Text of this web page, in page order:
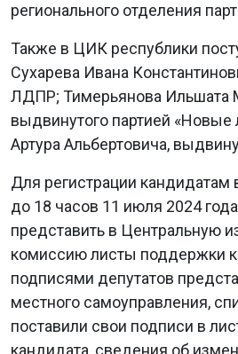
регионального отделения
Также в ЦИК республики
Сухарева Ивана
ЛДПР; Тимерьянова Ильшата
выдвинутого партией
Артура Альбертовича,
Для регистрации кандидатам
до 18 часов 11 июля 2024
представить в Центральную
комиссию листы поддержки
подписями депутатов
местного самоуправления,
поставили свои подписи в
кандидата, сведения об